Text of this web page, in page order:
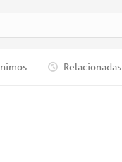
Relacionadas